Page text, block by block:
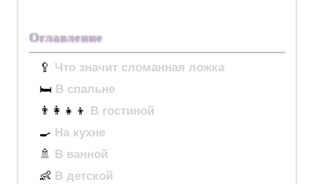
Оглавление
🥄 Что значит сломанная ложка
🛏️ В спальне
👨‍👩‍👧‍👦
В гостиной
🍳 На кухне
🚿
В ванной
👶 В детской